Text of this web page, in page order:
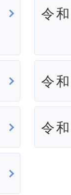
令
令
令